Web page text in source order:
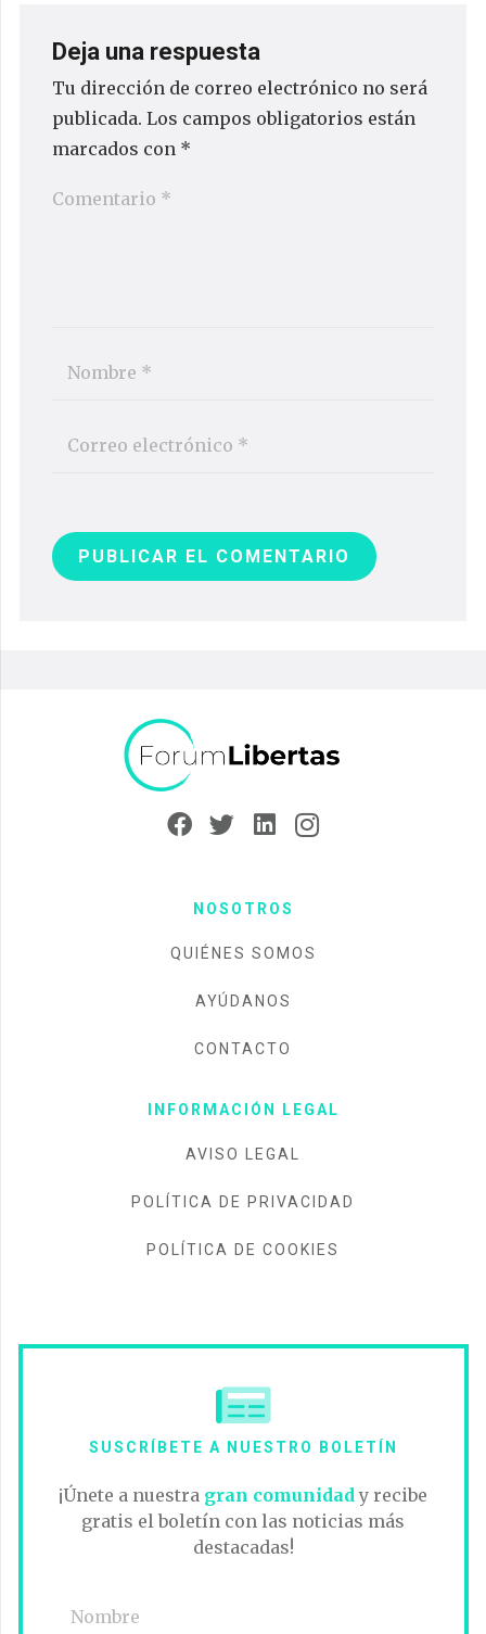
Deja una respuesta
Tu dirección de correo electrónico no será
publicada. Los campos obligatorios están
marcados con *
PUBLICAR EL COMENTARIO
NOSOTROS
QUIÉNES SOMOS
AYÚDANOS
CONTACTO
INFORMACIÓN LEGAL
AVISO LEGAL
POLÍTICA DE PRIVACIDAD
POLÍTICA DE COOKIES
SUSCRÍBETE A NUESTRO BOLETÍN
¡Únete a nuestra gran comunidady recibe
gratis el boletín con las noticias más
destacadas!